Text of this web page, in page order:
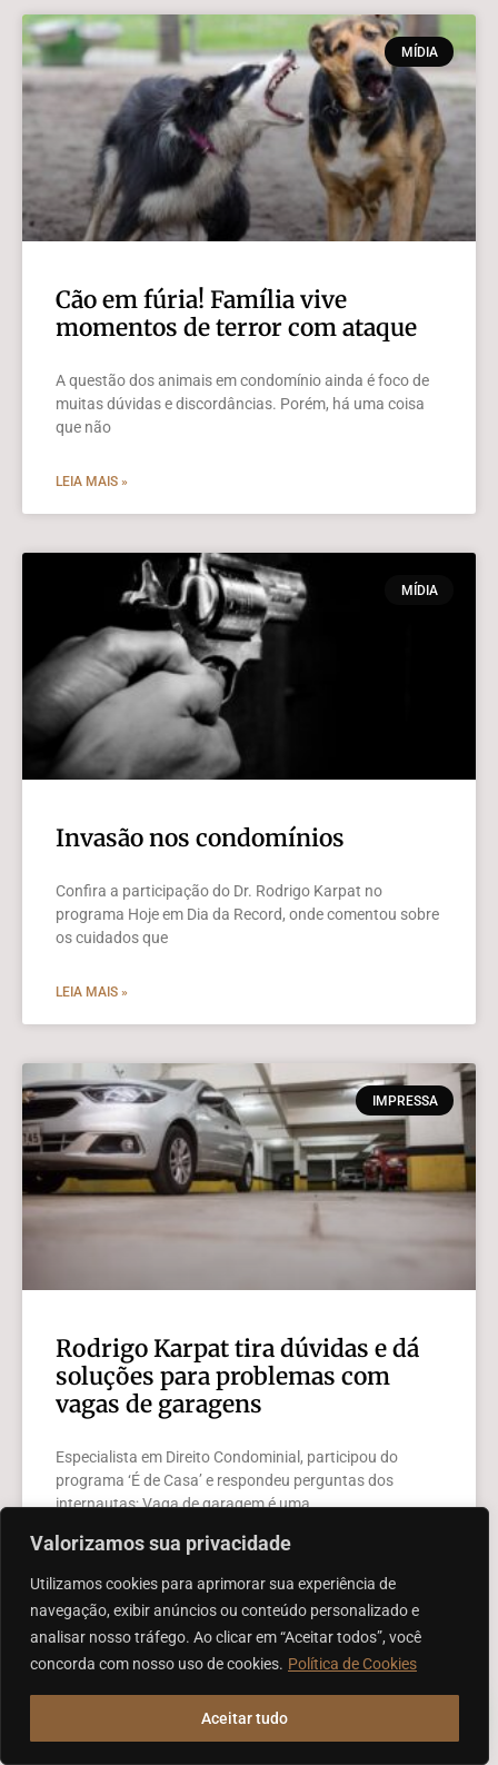
Valorizamos sua privacidade
Utilizamos cookies para aprimorar sua experiência de
navegação, exibir anúncios ou conteúdo personalizado e
analisar nosso tráfego. Ao clicar em “Aceitar todos”, você
concorda com nosso uso de cookies. Política de Cookies
Aceitar tudo
MÍDIA
Cão em fúria! Família vive
momentos de terror com ataque
A questão dos animais em condomínio ainda é foco de
muitas dúvidas e discordâncias. Porém, há uma coisa
que não
LEIA MAIS »
MÍDIA
Invasão nos condomínios
Confira a participação do Dr. Rodrigo Karpat no
programa Hoje em Dia da Record, onde comentou sobre
os cuidados que
LEIA MAIS »
IMPRESSA
Rodrigo Karpat tira dúvidas e dá
soluções para problemas com
vagas de garagens
Especialista em Direito Condominial, participou do
programa ‘É de Casa’ e respondeu perguntas dos
internautas; Vaga de garagem é uma
MÍDIA